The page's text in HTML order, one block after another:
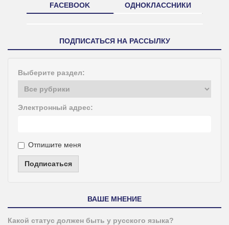
FACEBOOK ОДНОКЛАССНИКИ
ПОДПИСАТЬСЯ НА РАССЫЛКУ
Выберите раздел:
Электронный адрес:
Отпишите меня
Подписаться
ВАШЕ МНЕНИЕ
Какой статус должен быть у русского языка?